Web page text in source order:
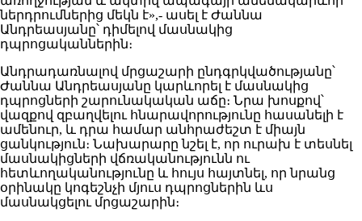
ներդրումներից մեկն է»,- ասել է Ժաննա
Անդրեասյանը՝ դիմելով մասնակից
դպրոցականներին։
Անդրադառնալով մրցաշարի ընդգրկվածությանը՝
Ժաննա Անդրեասյանը կարևորել է մասնակից
դպրոցների շարունակական աճը։ Նրա խոսքով՝
վազքով զբաղվելու հնարավորությունը հասանելի է
ամենուր, և դրա համար անհրաժեշտ է միայն
ցանկություն։ Նախարարը նշել է, որ ուրախ է տեսնել
մասնակիցների վճռականությունն ու
հետևողականությունը և հույս հայտնել, որ նրանց
օրինակը կոգեշնչի մյուս դպրոցներին ևս
մասնակցելու մրցաշարին։